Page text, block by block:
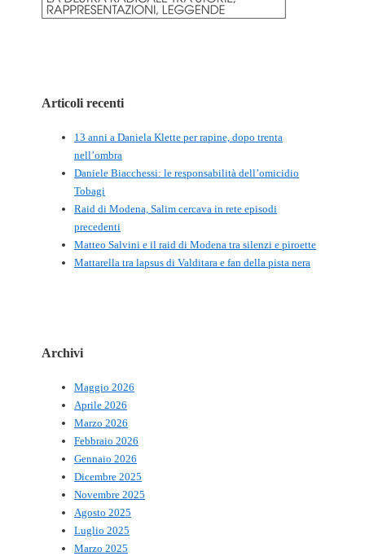
Articoli recenti
13 anni a Daniela Klette per rapine, dopo trenta
nell’ombra
Daniele Biacchessi: le responsabilità dell’omicidio
Tobagi
Raid di Modena, Salim cercava in rete episodi
precedenti
Matteo Salvini e il raid di Modena tra silenzi e piroette
Mattarella tra lapsus di Valditara e fan della pista nera
Archivi
Maggio 2026
Aprile 2026
Marzo 2026
Febbraio 2026
Gennaio 2026
Dicembre 2025
Novembre 2025
Agosto 2025
Luglio 2025
Marzo 2025